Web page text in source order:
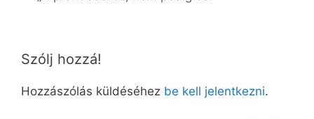
Szólj hozzá!
Hozzászólás küldéséhez be kell jelentkezni.